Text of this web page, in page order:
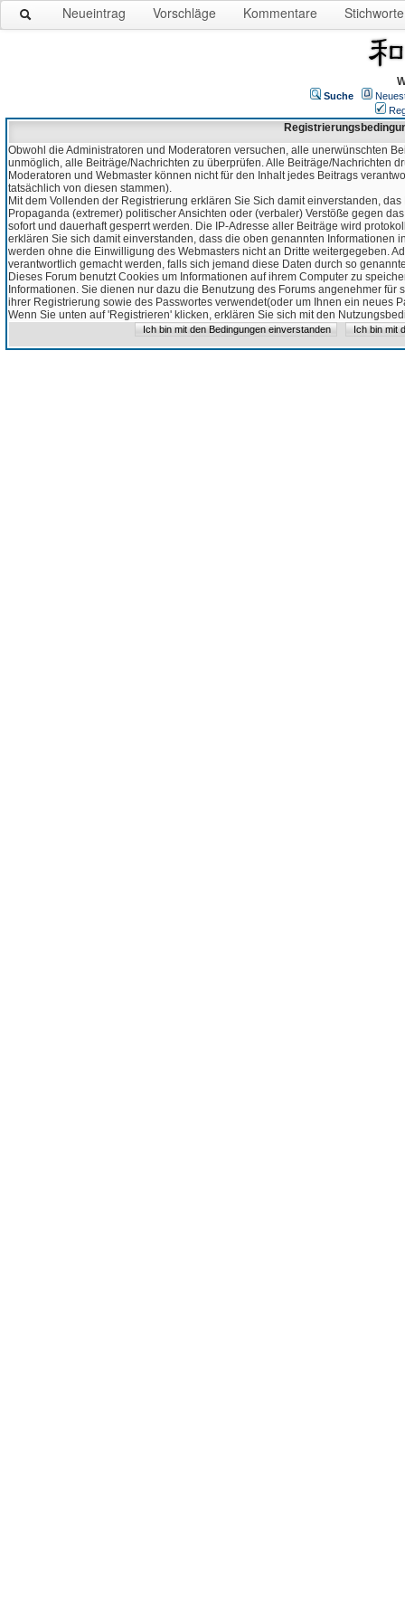
Neueintrag Vorschläge Kommentare Stichworte
Suche
Obwohl die Administratoren und Moderatoren versuchen, alle unerwünschten
unmöglich, alle Beiträge/Nachrichten zu überprüfen. Alle Beiträge/Nachrichten
Moderatoren und Webmaster können nicht für den Inhalt jedes Beitrags
tatsächlich von diesen stammen).
Mit dem Vollenden der Registrierung erklären Sie Sich damit einverstanden,
Propaganda (extremer) politischer Ansichten oder (verbaler) Verstöße gegen
sofort und dauerhaft gesperrt werden. Die IP-Adresse aller Beiträge wird
erklären Sie sich damit einverstanden, dass die oben genannten Informationen
werden ohne die Einwilligung des Webmasters nicht an Dritte weitergegeben.
verantwortlich gemacht werden, falls sich jemand diese Daten durch so
Dieses Forum benutzt Cookies um Informationen auf ihrem Computer zu
Informationen. Sie dienen nur dazu die Benutzung des Forums angenehmer
ihrer Registrierung sowie des Passwortes verwendet(oder um Ihnen ein neues
Wenn Sie unten auf 'Registrieren' klicken, erklären Sie sich mit den